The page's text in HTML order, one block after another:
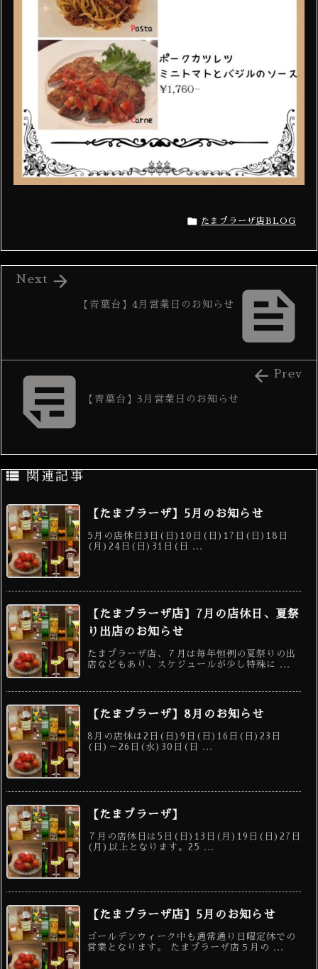
 たまプラーザ店BLOG

【青葉台】4月営業日のお知らせ

Next
 【青葉台】3月営業日のお知らせ
 Prev
 関連記事
【たまプラーザ】5月のお知らせ
5月の店休日3日(日)10日(日)17日(日)18日
(月)24日(日)31日(日 ...
【たまプラーザ店】7月の店休日、夏祭
り出店のお知らせ
たまプラーザ店、７月は毎年恒例の夏祭りの出
店などもあり、スケジュールが少し特殊に ...
【たまプラーザ】8月のお知らせ
8月の店休は2日(日)9日(日)16日(日)23日
(日)～26日(水)30日(日 ...
【たまプラーザ】
７月の店休日は5日(日)13日(月)19日(日)27日
(月)以上となります。25 ...
【たまプラーザ店】5月のお知らせ
ゴールデンウィーク中も通常通り日曜定休での
営業となります。 たまプラーザ店５月の ...